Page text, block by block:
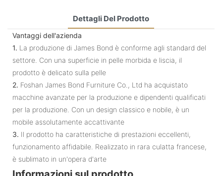
Dettagli Del Prodotto
Vantaggi dell'azienda
1. La produzione di James Bond è conforme agli standard del
settore. Con una superficie in pelle morbida e liscia, il
prodotto è delicato sulla pelle
2. Foshan James Bond Furniture Co., Ltd ha acquistato
macchine avanzate per la produzione e dipendenti qualificati
per la produzione. Con un design classico e nobile, è un
mobile assolutamente accattivante
3. Il prodotto ha caratteristiche di prestazioni eccellenti,
funzionamento affidabile. Realizzato in rara culatta francese,
è sublimato in un'opera d'arte